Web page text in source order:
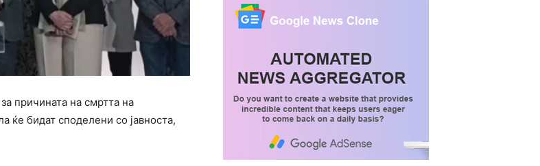
причината на смртта на
ќе бидат споделени со јавноста,